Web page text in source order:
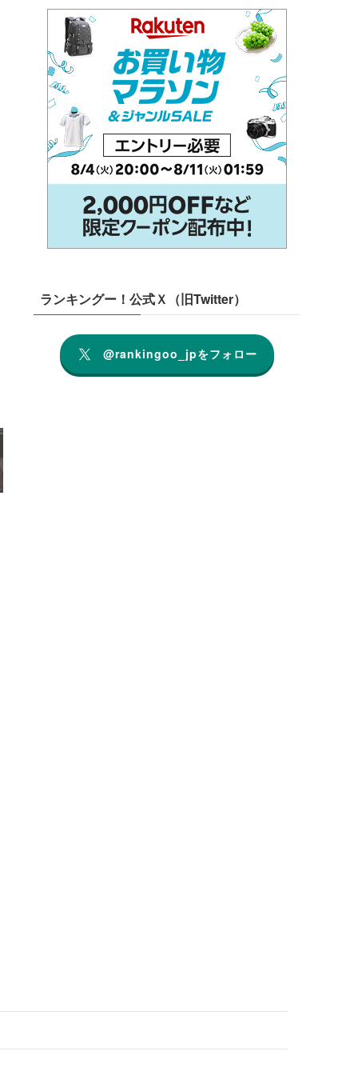
ランキングー！公式Ｘ（旧Twitter）
@rankingoo_jpをフォロー